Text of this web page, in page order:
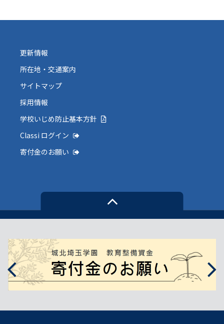
更新情報
所在地・交通案内
サイトマップ
採用情報
学校いじめ防止基本方針
Classi ログイン
寄付金のお願い